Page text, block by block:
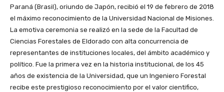
Paraná (Brasil), oriundo de Japón, recibió el 19 de febrero de 2018
el máximo reconocimiento de la Universidad Nacional de Misiones.
La emotiva ceremonia se realizó en la sede de la Facultad de
Ciencias Forestales de Eldorado con alta concurrencia de
representantes de instituciones locales, del ámbito académico y
político. Fue la primera vez en la historia institucional, de los 45
años de existencia de la Universidad, que un Ingeniero Forestal
recibe este prestigioso reconocimiento por el valor cientifico,